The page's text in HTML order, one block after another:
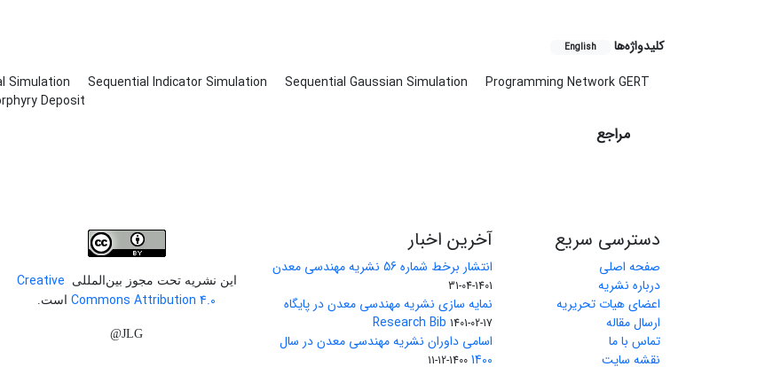
کلیدواژه‌ها English
Simulation Sequential Indicator Simulation Sequential Gaussian Simulation
Programming Network GERT
Deposit
مراجع
دسترسی سریع
صفحه اصلی
درباره نشریه
اعضای هیات تحریریه
ارسال مقاله
تماس با ما
نقشه سایت
آخرین اخبار
انتشار برخط شماره 56 نشریه مهندسی معدن
1401-04-31
نمایه سازی نشریه مهندسی معدن در پایگاه
Research Bib 1401-02-17
اسامی داوران نشریه مهندسی معدن در سال
1400
1400-12-11
این نشریه تحت مجوز بین‌المللی
Creative
Commons Attribution 4.0
است.
JLG@